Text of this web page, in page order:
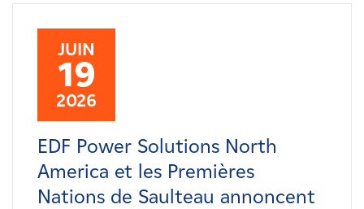
Carrières
Nouvelles
Affiliés
JUIN
19
2026
EDF Power Solutions North
America et les Premières
Nations de Saulteau annoncent